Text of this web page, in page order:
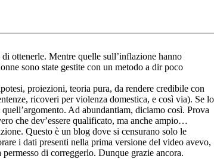
ottenerle. Mentre quelle sull’inflazione hanno
sono state gestite con un metodo a dir poco
proiezioni, teoria pura, da rendere credibile con
ricoveri per violenza domestica, e così via). Se lo
Ad abundantiam, diciamo così. Prova
che dev’essere qualificato, ma anche ampio…
Questo è un blog dove si censurano solo le
i dati presenti nella prima versione del video avevo,
di correggerlo. Dunque grazie ancora.